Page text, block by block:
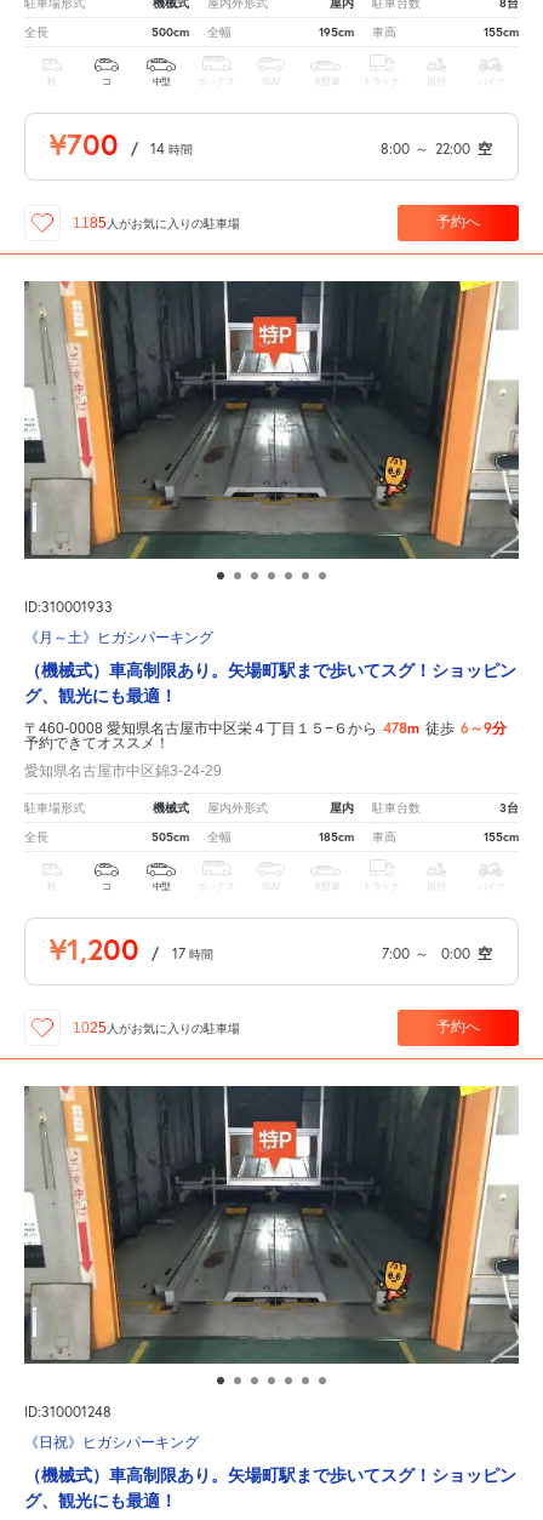
駐車場形式 屋内外形式 駐車台数
全長 500cm 全幅 195cm 車高 155cm
軽 コ 中型 ボックス SUV 大型車 トラック 原付 バイク
¥700 / 14 時間 8:00 ～ 22:00 空
1185 人がお気に入りの駐車場 予約へ
ID:310001933
《月～土》ヒガシパーキング
（機械式）車高制限あり。矢場町駅まで歩いてスグ！ショッピン
グ、観光にも最適！
〒460-0008 愛知県名古屋市中区栄４丁目１５−６から 478m 徒歩 6～9分
予約できてオススメ！
愛知県名古屋市中区錦3-24-29
駐車場形式 機械式 屋内外形式 屋内 駐車台数 3台
全長 505cm 全幅 185cm 車高 155cm
軽 コ 中型 ボックス SUV 大型車 トラック 原付 バイク
¥1,200 / 17 時間 7:00 ～ 0:00 空
1025 人がお気に入りの駐車場 予約へ
ID:310001248
《日祝》ヒガシパーキング
（機械式）車高制限あり。矢場町駅まで歩いてスグ！ショッピン
グ、観光にも最適！